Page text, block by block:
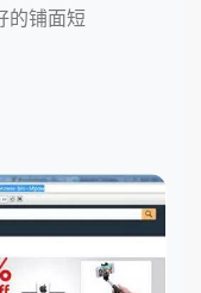
的铺面短